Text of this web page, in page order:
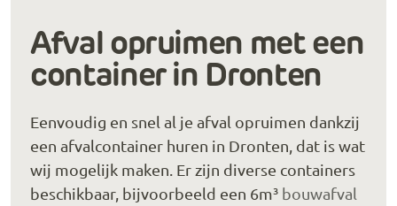
Afval opruimen met een
container in Dronten
Eenvoudig en snel al je afval opruimen dankzij
een afvalcontainer huren in Dronten, dat is wat
wij mogelijk maken. Er zijn diverse containers
beschikbaar, bijvoorbeeld een 6m³ bouwafval